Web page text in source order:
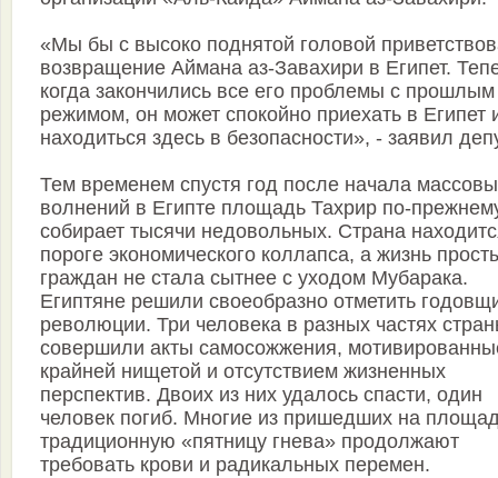
«Мы бы с высоко поднятой головой
возвращение Аймана аз-Завахири в Египет.
когда закончились все его проблемы с прошлым
режимом, он может спокойно приехать в Египет
находиться здесь в безопасности», - заявил
Тем временем спустя год после начала
волнений в Египте площадь Тахрир по-
собирает тысячи недовольных. Страна
пороге экономического коллапса, а жизнь
граждан не стала сытнее с уходом Мубарака.
Египтяне решили своеобразно отметить
революции. Три человека в разных частях
совершили акты самосожжения,
крайней нищетой и отсутствием жизненных
перспектив. Двоих из них удалось спасти, один
человек погиб. Многие из пришедших на
традиционную «пятницу гнева» продолжают
требовать крови и радикальных перемен.